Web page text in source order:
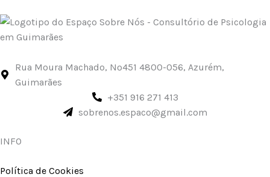
Rua Moura Machado, Nº451 4800-056, Azurém,
Guimarães
+351 916 271 413
sobrenos.espaco@gmail.com
INFO
Política de Cookies